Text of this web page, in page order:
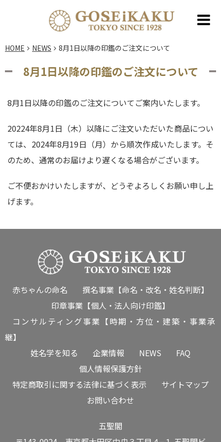
HOME NEWS 8月1日以降の印鑑のご注文について
8月1日以降の印鑑のご注文について
8月1日以降の印鑑のご注文についてご案内いたします。
20224年8月1日（木）以降にご注文いただいた商品につい
ては、2024年8月19日（月）から順次作成いたします。そ
のため、通常のお届けより遅くなる場合がございます。
ご不便おかけいたしますが、どうぞよろしくお願い申し上
げます。
赤ちゃんの命名
撰名事業【命名・改名・姓名判断】
印章事業【個人・法人向け印鑑】
コンサルティング事業【時期・方位・建築・事業承
継】
姓名学を知る
企業情報 NEWS
FAQ
個人情報保護方針
特定商取引に関する法律に基づく表示
サイトマップ
お問い合わせ
五聖閣